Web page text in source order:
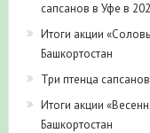
сапсанов в Уфе в
Итоги акции
Башкортостан
Три птенца
Итоги акции
Башкортостан